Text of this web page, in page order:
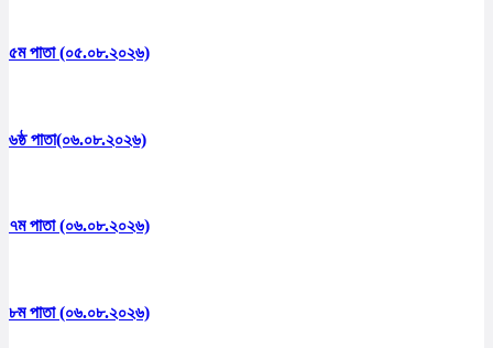
৫ম পাতা (০৫.০৮.২০২৬)
৬ষ্ঠ পাতা(০৬.০৮.২০২৬)
৭ম পাতা (০৬.০৮.২০২৬)
৮ম পাতা (০৬.০৮.২০২৬)